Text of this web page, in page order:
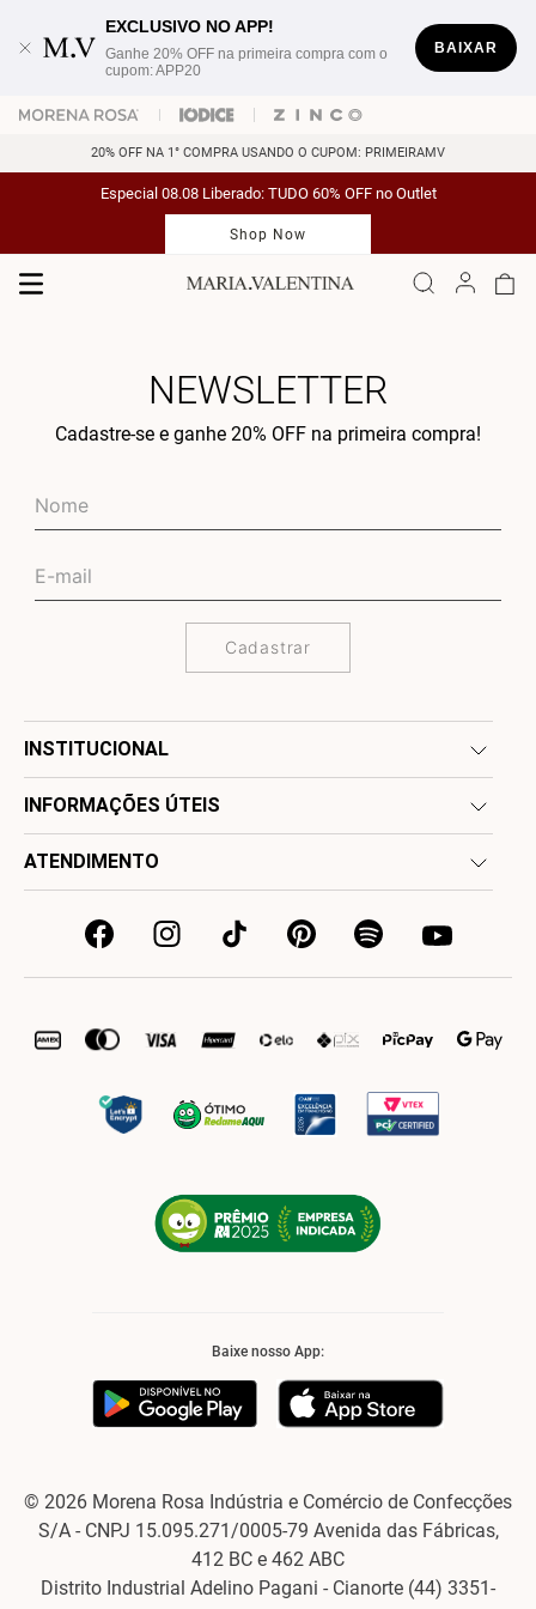
EXCLUSIVO NO APP!
Ganhe 20% OFF na primeira compra com o
cupom: APP20
BAIXAR
20% OFF NA 1° COMPRA USANDO O CUPOM: PRIMEIRAMV
Especial 08.08 Liberado: TUDO 60% OFF no Outlet
Shop Now
NEWSLETTER
Cadastre-se e ganhe 20% OFF na primeira compra!
Cadastrar
INSTITUCIONAL
INFORMAÇÕES ÚTEIS
ATENDIMENTO
Baixe nosso App:
© 2026 Morena Rosa Indústria e Comércio de Confecções
S/A - CNPJ 15.095.271/0005-79 Avenida das Fábricas,
412 BC e 462 ABC
Distrito Industrial Adelino Pagani - Cianorte (44) 3351-